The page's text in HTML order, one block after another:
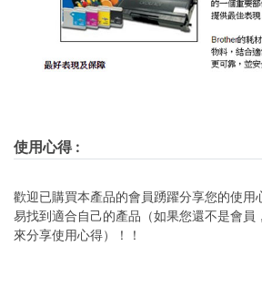
使用心得:
歡迎已購買本產品的會員踴躍分享您的使用
易找到適合自己的產品（如果您還不是會員
來分享使用心得）！！